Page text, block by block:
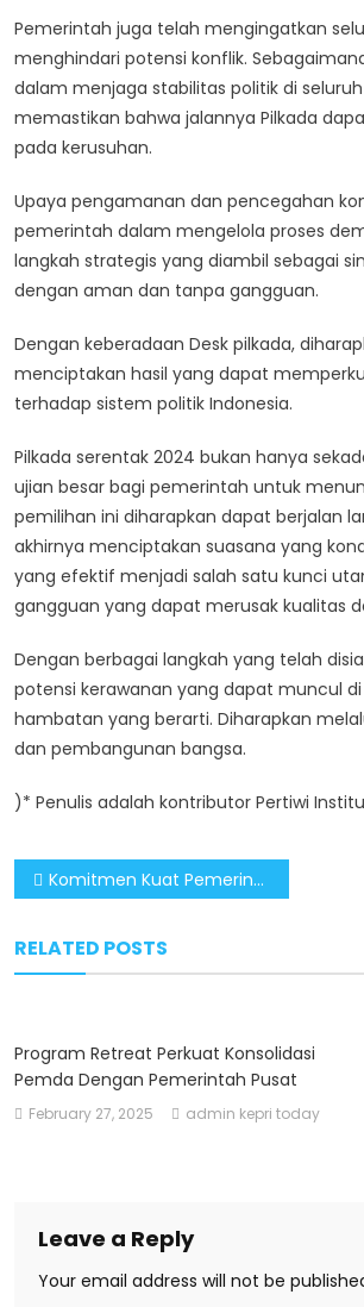
Pemerintah juga telah mengingatkan
menghindari potensi konflik.
dalam menjaga stabilitas politik di
memastikan bahwa jalannya Pilkada
pada kerusuhan.
Upaya pengamanan dan pencegahan
pemerintah dalam mengelola proses
langkah strategis yang diambil sebagai
dengan aman dan tanpa gangguan.
Dengan keberadaan Desk pilkada,
menciptakan hasil yang dapat
terhadap sistem politik Indonesia.
Pilkada serentak 2024 bukan hanya
ujian besar bagi pemerintah untuk
pemilihan ini diharapkan dapat berjalan
akhirnya menciptakan suasana yang
yang efektif menjadi salah satu kunci
gangguan yang dapat merusak kualitas
Dengan berbagai langkah yang telah
potensi kerawanan yang dapat muncul
hambatan yang berarti. Diharapkan
dan pembangunan bangsa.
)* Penulis adalah kontributor Pertiwi
Post
Komitmen Kuat Pemerintahan Prabowo-Gibran Wujudkan IKN Penuh Infrastruktur Modern
RELATED POSTS
Program Retreat Perkuat Konsolidasi
Pemda Dengan Pemerintah Pusat
February 27, 2025 admin kepri today
Leave a Reply
Your email address will not be